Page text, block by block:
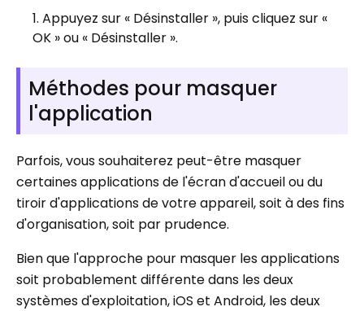
Appuyez sur « Désinstaller », puis cliquez sur «
OK » ou « Désinstaller ».
Méthodes pour masquer
l'application
Parfois, vous souhaiterez peut-être masquer
certaines applications de l'écran d'accueil ou du
tiroir d'applications de votre appareil, soit à des fins
d'organisation, soit par prudence.
Bien que l'approche pour masquer les applications
soit probablement différente dans les deux
systèmes d'exploitation, iOS et Android, les deux